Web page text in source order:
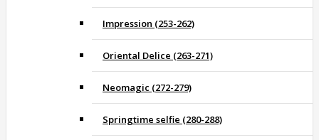
Impression (253-262)
Oriental Delice (263-271)
Neomagic (272-279)
Springtime selfie (280-288)